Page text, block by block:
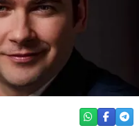
WHATSAPP